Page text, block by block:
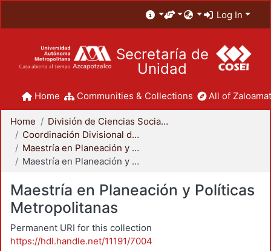
Log In
Secretaría de
Unidad
Home Communities & Collections All of
Home
División de Ciencias Sociales y Humanidades
Coordinación Divisional de Posgrado
Maestría en Planeación y Políticas Metropolitanas
Maestría en Planeación y Políticas Metropolitanas
Maestría en Planeación y Políticas
Metropolitanas
Permanent URI for this collection
https://hdl.handle.net/11191/7004